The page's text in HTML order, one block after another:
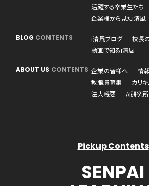
活躍する卒業生たち
企業様から見たi清風
BLOG CONTENTS i清風ブログ
校長
動画で知るi清風
ABOUT US CONTENTS 企業の皆様へ
情
教職員募集
カリ
法人概要
AI研究所
Pickup Contents
SENPAI